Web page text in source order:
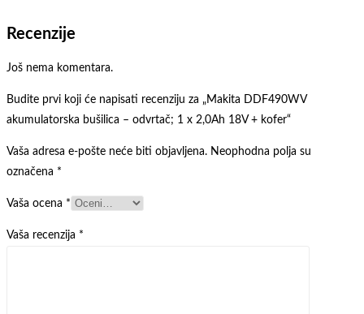
Recenzije
Još nema komentara.
Budite prvi koji će napisati recenziju za „Makita DDF490WV
akumulatorska bušilica – odvrtač; 1 x 2,0Ah 18V + kofer“
Vaša adresa e-pošte neće biti objavljena. Neophodna polja su
označena *
Vaša ocena *
Vaša recenzija *